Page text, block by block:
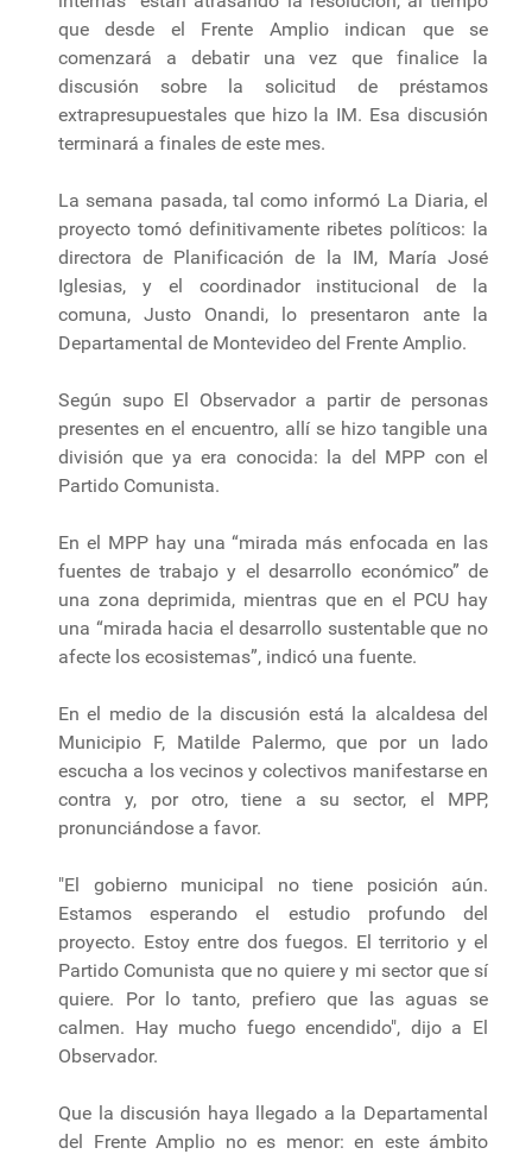
que desde el Frente Amplio indican que se
comenzará a debatir una vez que finalice la
discusión sobre la solicitud de préstamos
extrapresupuestales que hizo la IM. Esa discusión
terminará a finales de este mes.
La semana pasada, tal como informó La Diaria, el
proyecto tomó definitivamente ribetes políticos: la
directora de Planificación de la IM, María José
Iglesias, y el coordinador institucional de la
comuna, Justo Onandi, lo presentaron ante la
Departamental de Montevideo del Frente Amplio.
Según supo El Observador a partir de personas
presentes en el encuentro, allí se hizo tangible una
división que ya era conocida: la del MPP con el
Partido Comunista.
En el MPP hay una “mirada más enfocada en las
fuentes de trabajo y el desarrollo económico” de
una zona deprimida, mientras que en el PCU hay
una “mirada hacia el desarrollo sustentable que no
afecte los ecosistemas”, indicó una fuente.
En el medio de la discusión está la alcaldesa del
Municipio F, Matilde Palermo, que por un lado
escucha a los vecinos y colectivos manifestarse en
contra y, por otro, tiene a su sector, el MPP,
pronunciándose a favor.
"El gobierno municipal no tiene posición aún.
Estamos esperando el estudio profundo del
proyecto. Estoy entre dos fuegos. El territorio y el
Partido Comunista que no quiere y mi sector que sí
quiere. Por lo tanto, prefiero que las aguas se
calmen. Hay mucho fuego encendido", dijo a El
Observador.
Que la discusión haya llegado a la Departamental
del Frente Amplio no es menor: en este ámbito